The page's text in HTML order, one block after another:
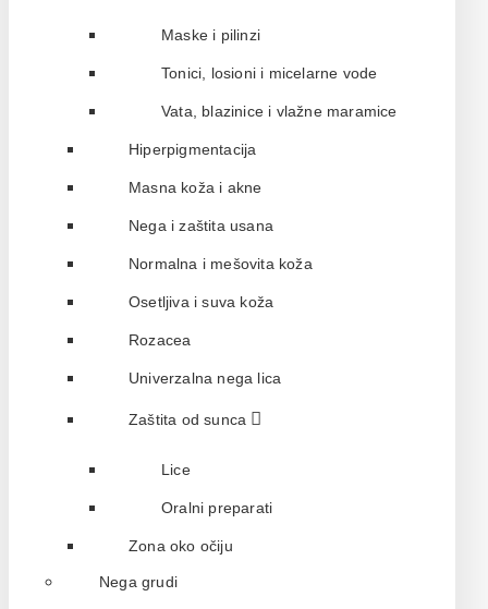
Maske i pilinzi
Tonici, losioni i micelarne vode
Vata, blazinice i vlažne maramice
Hiperpigmentacija
Masna koža i akne
Nega i zaštita usana
Normalna i mešovita koža
Osetljiva i suva koža
Rozacea
Univerzalna nega lica
Zaštita od sunca
Lice
Oralni preparati
Zona oko očiju
Nega grudi